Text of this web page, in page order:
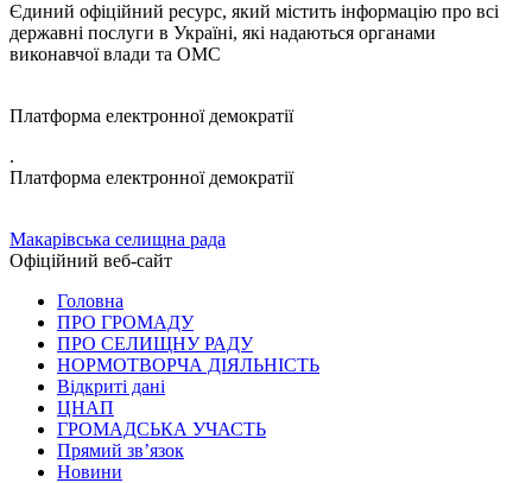
Єдиний офіційний ресурс, який містить інформацію про всі
державні послуги в Україні, які надаються органами
виконавчої влади та ОМС
Платформа електронної демократії
.
Платформа електронної демократії
Макарівська селищна рада
Офіційний веб-сайт
Головна
ПРО ГРОМАДУ
ПРО СЕЛИЩНУ РАДУ
НОРМОТВОРЧА ДІЯЛЬНІСТЬ
Відкриті дані
ЦНАП
ГРОМАДСЬКА УЧАСТЬ
Прямий зв’язок
Новини